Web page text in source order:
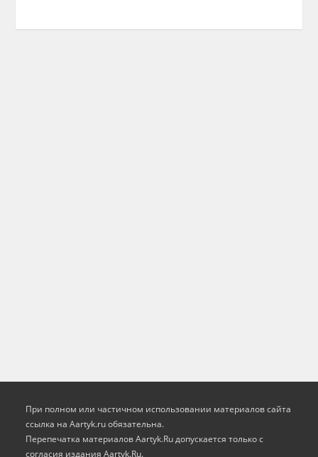
При полном или частичном использовании материалов сайта
ссылка на Aartyk.ru oбязательна.
Перепечатка материалов Aartyk.Ru допускается только с
согласия издания Aartyk.Ru.